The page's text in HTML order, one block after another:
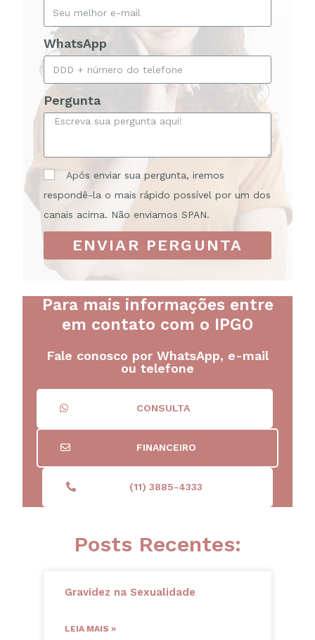
WhatsApp
Pergunta
Após enviar sua pergunta, iremos
respondê-la o mais rápido possível por um dos
canais acima. Não enviamos SPAN.
ENVIAR PERGUNTA
Para mais informações entre
em contato com o IPGO
Fale conosco por WhatsApp, e-mail
ou telefone
CONSULTA
FINANCEIRO
(11) 3885-4333
Posts Recentes:
Gravidez na Sexualidade
LEIA MAIS »